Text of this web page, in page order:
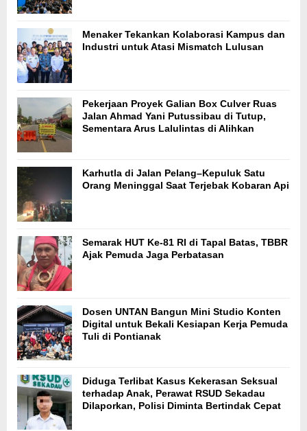
Menaker Tekankan Kolaborasi Kampus dan
Industri untuk Atasi Mismatch Lulusan
Pekerjaan Proyek Galian Box Culver Ruas
Jalan Ahmad Yani Putussibau di Tutup,
Sementara Arus Lalulintas di Alihkan
Karhutla di Jalan Pelang–Kepuluk Satu
Orang Meninggal Saat Terjebak Kobaran Api
Semarak HUT Ke-81 RI di Tapal Batas, TBBR
Ajak Pemuda Jaga Perbatasan
Dosen UNTAN Bangun Mini Studio Konten
Digital untuk Bekali Kesiapan Kerja Pemuda
Tuli di Pontianak
Diduga Terlibat Kasus Kekerasan Seksual
terhadap Anak, Perawat RSUD Sekadau
Dilaporkan, Polisi Diminta Bertindak Cepat